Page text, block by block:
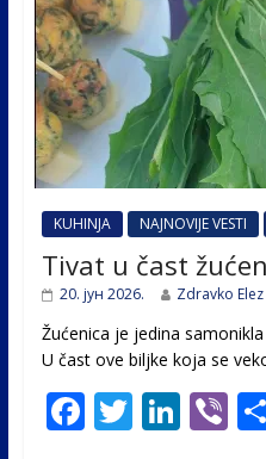
KUHINJA NAJNOVIJE VESTI
Tivat u čast
20. јун 2026. Zdravko Elez
Žućenica je jedina
U čast ovе biljke koja se
F T Li Vi